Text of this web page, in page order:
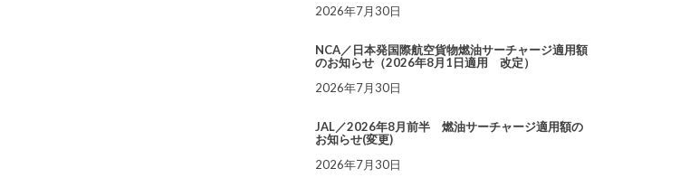
2026年7月30日
NCA／日本発国際航空貨物燃油サーチャージ適用額
のお知らせ（2026年8月1日適用 改定）
2026年7月30日
JAL／2026年8月前半 燃油サーチャージ適用額の
お知らせ(変更)
2026年7月30日